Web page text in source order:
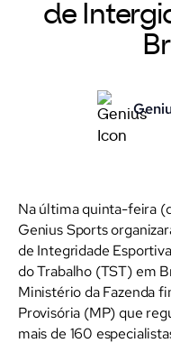
de
Na última quinta-feira
Genius Sports
de Integridade
do Trabalho (TST) em
Ministério da Fazenda
Provisória (MP) que
mais de 160